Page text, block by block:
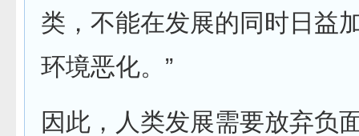
类，不能在发展的同时日益
环境恶化。”
因此，人类发展需要放弃负